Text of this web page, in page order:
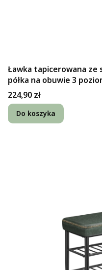
Ławka tapicerowana ze
półka na obuwie 3
Cena
224,90 zł
Do koszyka